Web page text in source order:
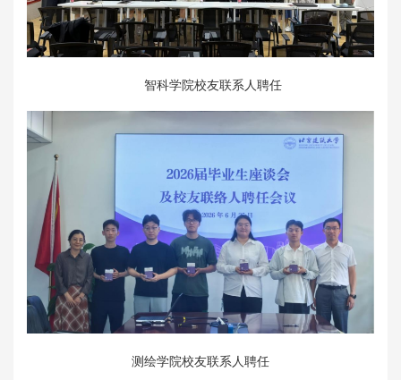
智科学院校友联系人聘任
测绘学院校友联系人聘任